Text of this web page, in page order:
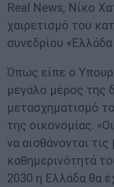
Real News, Νίκο
χαιρετισμό του
συνεδρίου
Όπως είπε ο
μεγάλο μέρος της
μετασχηματισμό
της οικονομίας.
να αισθάνονται
καθημερινότητά
2030 η Ελλάδα θα